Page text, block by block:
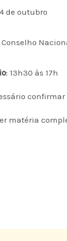
de outubro
Conselho
: 13h30 às 17h
matéria